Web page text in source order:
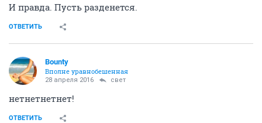
И правда. Пусть разденется.
ОТВЕТИТЬ
Bounty
Вполне уравнобешенная
28 апреля 2016 свет
нетнетнетнет!
ОТВЕТИТЬ